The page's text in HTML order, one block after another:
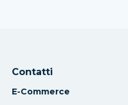
Contatti
E-Commerce